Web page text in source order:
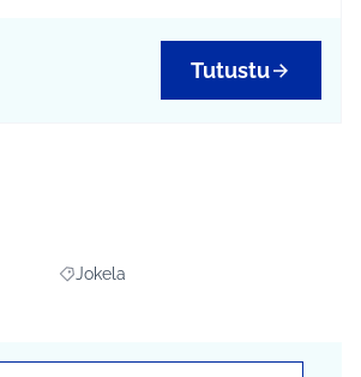
lapsille.
kustannus on 5 000 euroa.
Tutustu
Rajaa tulokset teeman mukaan: Jokela
Jokela